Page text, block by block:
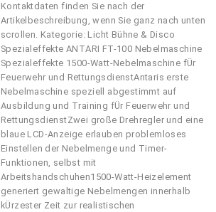
Kontaktdaten finden Sie nach der
Artikelbeschreibung, wenn Sie ganz nach unten
scrollen. Kategorie: Licht Bühne & Disco
Spezialeffekte ANTARI FT-100 Nebelmaschine
Spezialeffekte 1500-Watt-Nebelmaschine fÜr
Feuerwehr und RettungsdienstAntaris erste
Nebelmaschine speziell abgestimmt auf
Ausbildung und Training fÜr Feuerwehr und
RettungsdienstZwei große Drehregler und eine
blaue LCD-Anzeige erlauben problemloses
Einstellen der Nebelmenge und Timer-
Funktionen, selbst mit
Arbeitshandschuhen1500-Watt-Heizelement
generiert gewaltige Nebelmengen innerhalb
kÜrzester Zeit zur realistischen